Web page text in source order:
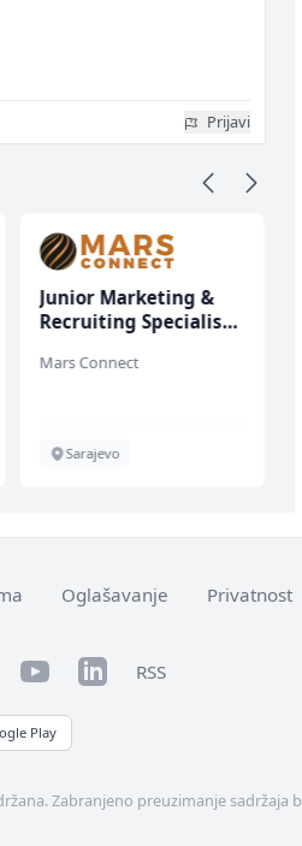
Prijavi
Junior Marketing &
Recruiting Specialist
Mars Connect
Sarajevo
Oglašavanje Privatnost
YouTubeLinkedInRSS
Play
Zabranjeno preuzimanje sadržaja